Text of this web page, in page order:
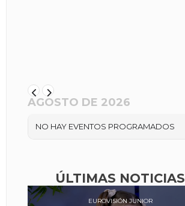
AGOSTO DE 2026
NO HAY EVENTOS PROGRAMADOS
ÚLTIMAS NOTICIAS
EUROVISIÓN JUNIOR